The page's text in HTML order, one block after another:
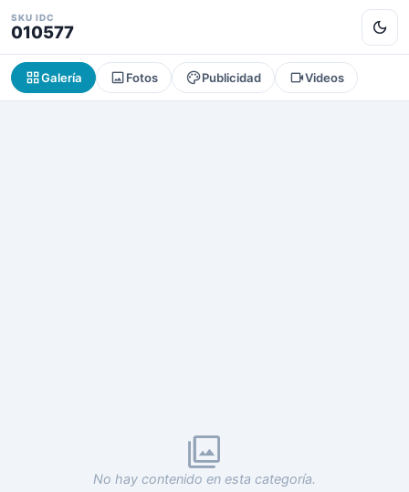
SKU IDC
010577
Galería Fotos Publicidad Videos
No hay contenido en esta categoría.